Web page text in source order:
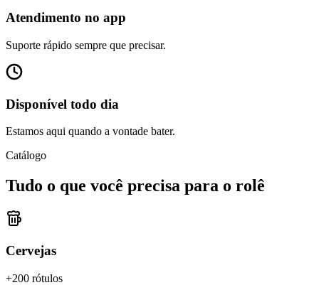
Atendimento no app
Suporte rápido sempre que precisar.
Disponível todo dia
Estamos aqui quando a vontade bater.
Catálogo
Tudo o que você precisa para o rolê
Cervejas
+200 rótulos